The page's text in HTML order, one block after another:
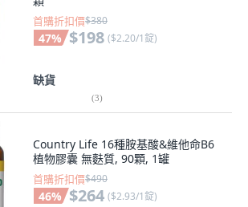
首購折扣價$380
47% $198 ($2.20/1錠)
缺貨
(3)
Country Life 16種胺基酸&維他命B6
植物膠囊 無麩質, 90顆, 1罐
首購折扣價$490
46% $264 ($2.93/1錠)